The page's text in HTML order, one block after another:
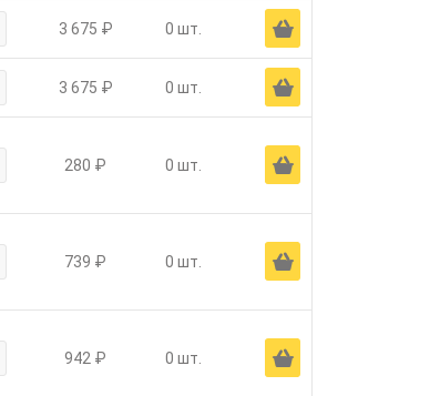
3 675 ₽ 0 шт. Ä
3 675 ₽ 0 шт. Ä
280 ₽ 0 шт. Ä
739 ₽ 0 шт. Ä
942 ₽ 0 шт. Ä